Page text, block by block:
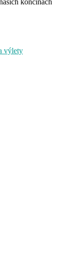
výlety